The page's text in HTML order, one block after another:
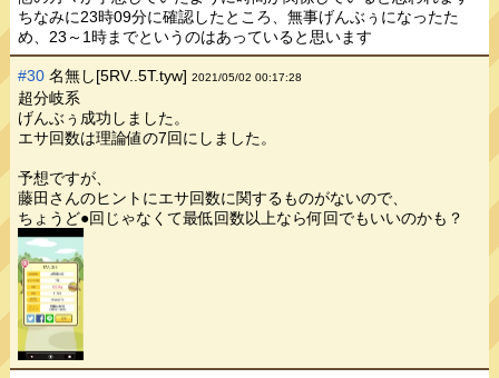
ちなみに23時09分に確認したところ、無事げんぶぅになったた
め、23～1時までというのはあっていると思います
#30 名無し[5RV..5T.tyw]2021/05/02 00:17:28
超分岐系
げんぶぅ成功しました。
エサ回数は理論値の7回にしました。
予想ですが、
藤田さんのヒントにエサ回数に関するものがないので、
ちょうど●回じゃなくて最低回数以上なら何回でもいいのかも？